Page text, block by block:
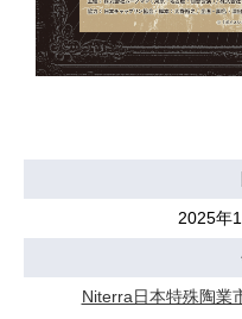
2025年
Niterra日本特殊陶